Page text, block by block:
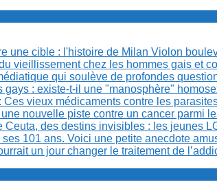
une cible : l'histoire de Milan Violon
vieillissement chez les hommes gais et
qui soulève de profondes
gays : existe-t-il une "manosphère"
Ces vieux médicaments contre les
nouvelle piste contre un cancer parmi
Ceuta, des destins invisibles : les jeunes
101 ans. Voici une petite anecdote
un jour changer le traitement de